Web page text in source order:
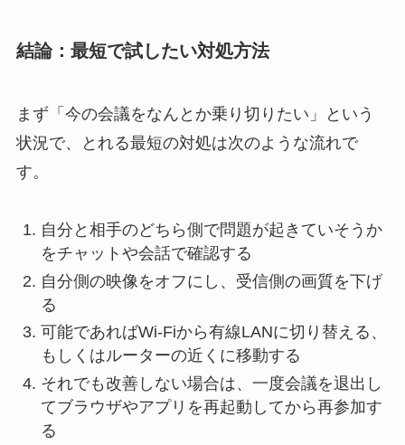
結論：最短で試したい対処方法
まず「今の会議をなんとか乗り切りたい」という
状況で、とれる最短の対処は次のような流れで
す。
自分と相手のどちら側で問題が起きていそうか
をチャットや会話で確認する
自分側の映像をオフにし、受信側の画質を下げ
る
可能であればWi-Fiから有線LANに切り替える、
もしくはルーターの近くに移動する
それでも改善しない場合は、一度会議を退出し
てブラウザやアプリを再起動してから再参加す
る